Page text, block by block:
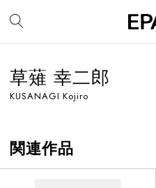
草薙 幸二郎
KUSANAGI Kojiro
関連作品